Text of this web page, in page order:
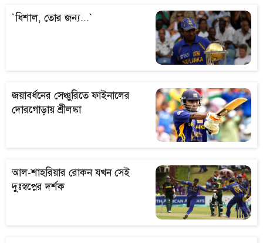
`ধিশাল, তোর জন্য...`
জয়াবর্ধনের সেঞ্চুরিতে ফাইনালের
দোরগোড়ায় শ্রীলঙ্কা
আল-শাহরিয়ার রোকন যখন সেই
দুঃস্বপ্নের দর্শক